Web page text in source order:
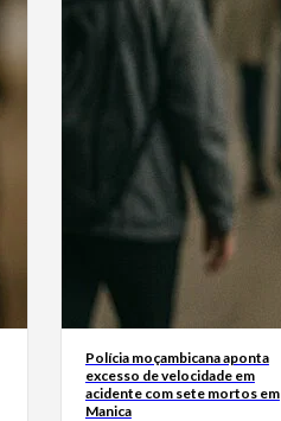
Polícia moçambicana aponta
excesso de velocidade em
acidente com sete mortos em
Manica